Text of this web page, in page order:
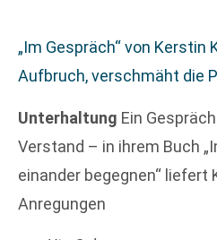
„Im Gespräch“ von Kerstin
Aufbruch, verschmäht die
Unterhaltung Ein
Verstand – in ihrem Buch
einander begegnen“ liefert
Anregungen